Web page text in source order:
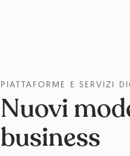
PIATTAFORME E SERVIZI
Nuovi
business